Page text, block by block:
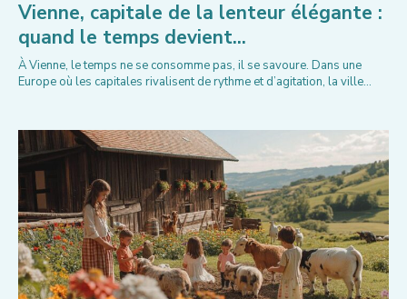
Vienne, capitale de la lenteur élégante :
quand le temps devient...
À Vienne, le temps ne se consomme pas, il se savoure. Dans une
Europe où les capitales rivalisent de rythme et d’agitation, la ville...